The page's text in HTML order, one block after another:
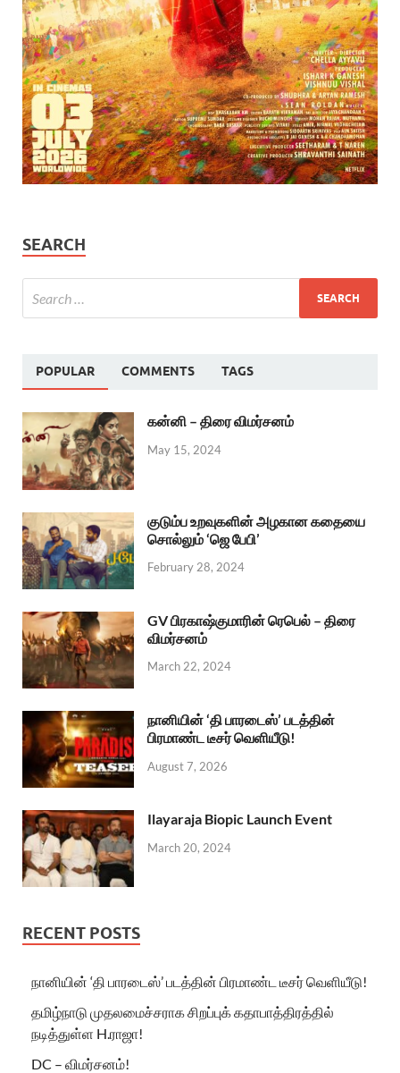
SEARCH
POPULAR COMMENTS TAGS
கன்னி – திரை விமர்சனம்
May 15, 2024
குடும்ப உறவுகளின் அழகான கதையை
சொல்லும் ‘ஜெ பேபி’
February 28, 2024
GV பிரகாஷ்குமாரின் ரெபெல் – திரை
விமர்சனம்
March 22, 2024
நானியின் ‘தி பாரடைஸ்’ படத்தின்
பிரமாண்ட டீசர் வெளியீடு!
August 7, 2026
Ilayaraja Biopic Launch Event
March 20, 2024
RECENT POSTS
நானியின் ‘தி பாரடைஸ்’ படத்தின் பிரமாண்ட டீசர் வெளியீடு!
தமிழ்நாடு முதலமைச்சராக சிறப்புக் கதாபாத்திரத்தில்
நடித்துள்ள H.ராஜா!
DC – விமர்சனம்!